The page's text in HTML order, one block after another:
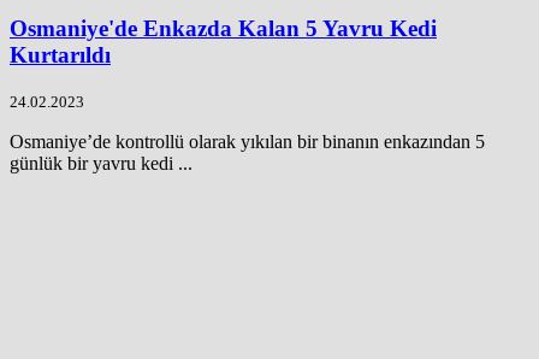
Osmaniye'de Enkazda Kalan 5 Yavru Kedi
Kurtarıldı
24.02.2023
Osmaniye’de kontrollü olarak yıkılan bir binanın enkazından 5
günlük bir yavru kedi ...